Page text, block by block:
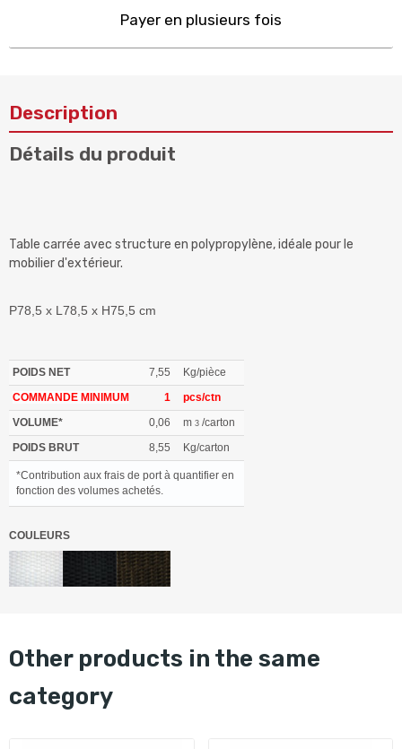
Payer en plusieurs fois
Description
Détails du produit
Table carrée avec structure en polypropylène, idéale pour le
mobilier d'extérieur.
P78,5 x L78,5 x H75,5 cm
*Contribution aux frais de port à quantifier en
fonction des volumes achetés.
POIDS NET 7,55
Kg/pièce
COMMANDE MINIMUM
1
pcs/ctn
VOLUME*
0,06 m 3 /carton
POIDS BRUT
8,55 Kg/carton
COULEURS
other products in the same
category